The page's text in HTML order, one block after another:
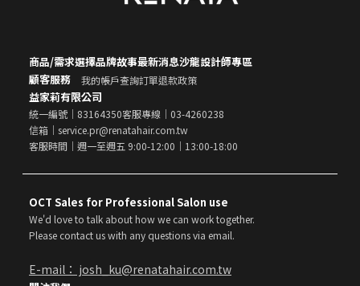
商品/需求選擇品牌故事最新消息沙龍設計師專區
顧客服務
我的帳戶查詢訂單退款政策
益家莉有限公司
統一編號｜83164350客服專線｜03-4260238
信箱｜service.pr@renatahair.com.tw
客服時間｜週一至週五 9:00-12:00｜13:00-18:00
OCT Sales for Professional Salon use
We'd love to talk about how we can work together.
Please contact us with any questions via email.
E-mail： josh_ku@renatahair.com.tw